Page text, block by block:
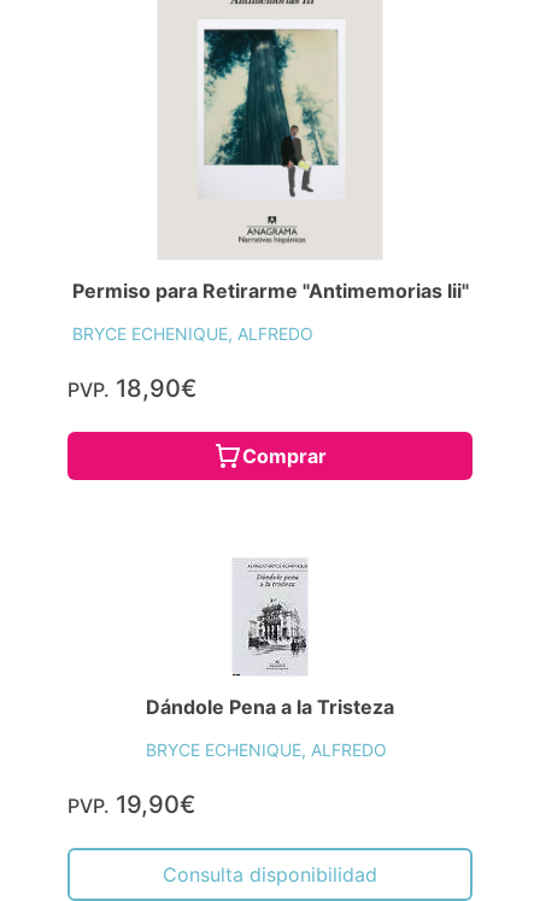
Permiso para Retirarme "Antimemorias Iii"
BRYCE ECHENIQUE, ALFREDO
PVP. 18,90€
Comprar
Dándole Pena a la Tristeza
BRYCE ECHENIQUE, ALFREDO
PVP. 19,90€
Consulta disponibilidad